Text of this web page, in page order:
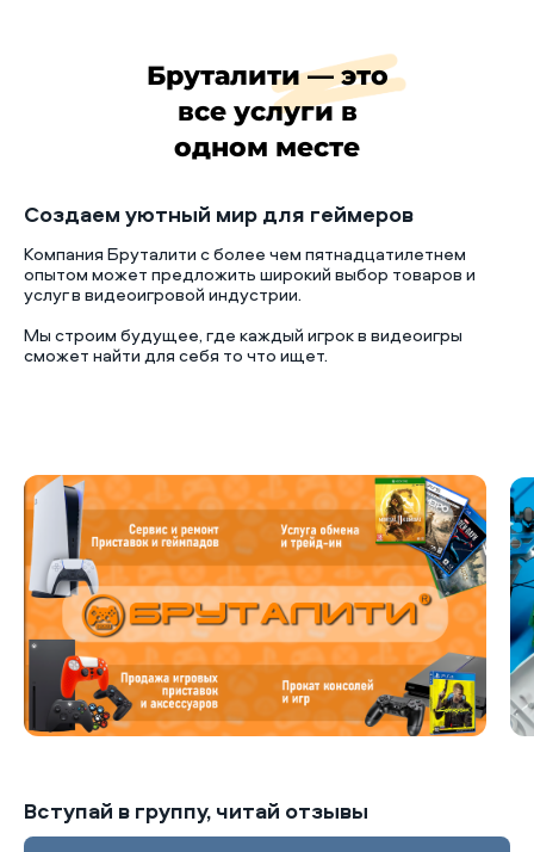
Бруталити — это
все услуги в
одном месте
Создаем уютный мир для геймеров
Компания Бруталити с более чем пятнадцатилетнем
опытом может предложить широкий выбор товаров и
услуг в видеоигровой индустрии.
Мы строим будущее, где каждый игрок в видеоигры
сможет найти для себя то что ищет.
Вступай в группу, читай отзывы